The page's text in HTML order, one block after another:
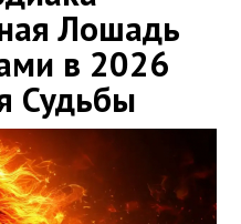
Лошадь
в 2026
Судьбы